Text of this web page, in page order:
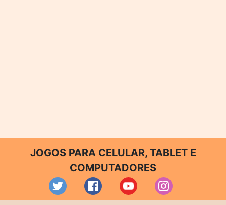
JOGOS PARA CELULAR, TABLET E
COMPUTADORES